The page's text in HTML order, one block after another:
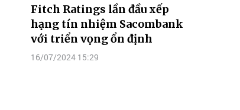
Fitch Ratings lần đầu xếp
hạng tín nhiệm Sacombank
với triển vọng ổn định
16/07/2024 15:29